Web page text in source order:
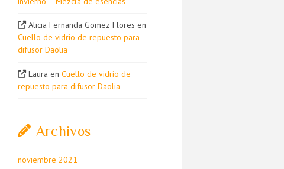
Alicia Fernanda Gomez Flores en
Cuello de vidrio de repuesto para
difusor Daolia
Laura en Cuello de vidrio de
repuesto para difusor Daolia
Archivos
noviembre 2021